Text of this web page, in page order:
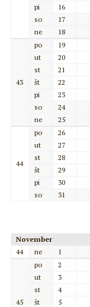
pi
16
so
17
ne
18
43
po
19
ut
20
st
21
št
22
pi
23
so
24
ne
25
44
po
26
ut
27
st
28
št
29
pi
30
so
31
November
44
ne 1
45
po
2
ut
3
st
4
št
5